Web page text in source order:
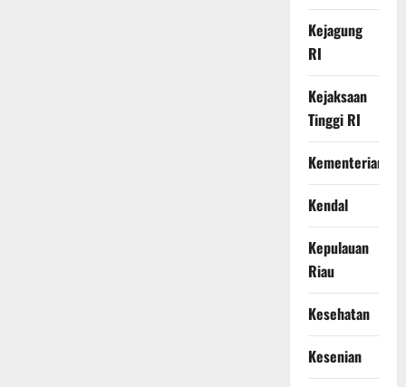
Kejagung
RI
Kejaksaan
Tinggi RI
Kementerian
Kendal
Kepulauan
Riau
Kesehatan
Kesenian